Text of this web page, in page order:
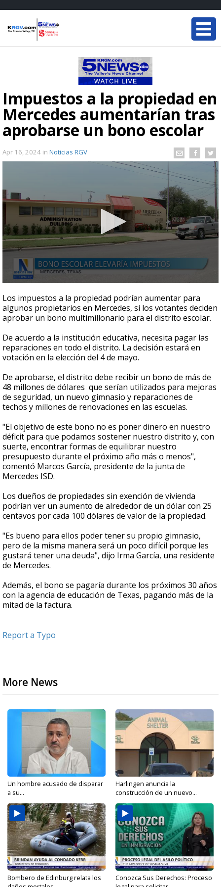
Impuestos a la propiedad en
Mercedes aumentarían tras
aprobarse un bono escolar
Apr 16, 2024 in Noticias RGV
seconds
of
1
minute,
seconds
Los impuestos a la propiedad podrían aumentar para
algunos propietarios en Mercedes, si los votantes deciden
aprobar un bono multimillonario para el distrito escolar.
De acuerdo a la institución educativa, necesita pagar las
reparaciones en todo el distrito. La decisión estará en
votación en la elección del 4 de mayo.
De aprobarse, el distrito debe recibir un bono de más de
48 millones de dólares que serían utilizados para mejoras
de seguridad, un nuevo gimnasio y reparaciones de
techos y millones de renovaciones en las escuelas.
"El objetivo de este bono no es poner dinero en nuestro
déficit para que podamos sostener nuestro distrito y, con
suerte, encontrar formas de equilibrar nuestro
presupuesto durante el próximo año más o menos",
comentó Marcos García, presidente de la junta de
Mercedes ISD.
Los dueños de propiedades sin exención de vivienda
podrían ver un aumento de alrededor de un dólar con 25
centavos por cada 100 dólares de valor de la propiedad.
"Es bueno para ellos poder tener su propio gimnasio,
pero de la misma manera será un poco difícil porque les
gustará tener una deuda", dijo Irma García, una residente
de Mercedes.
Además, el bono se pagaría durante los próximos 30 años
con la agencia de educación de Texas, pagando más de la
mitad de la factura.
Report a Typo
More News
Un hombre acusado de disparar
a su...
Harlingen anuncia la
construcción de un nuevo...
Bombero de Edinburg relata los
Conozca Sus Derechos: Proceso